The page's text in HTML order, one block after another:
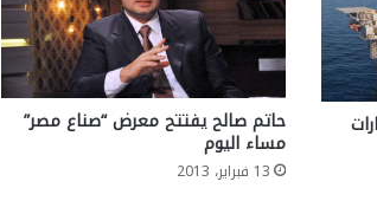
حاتم صالح يفتتح معرض “صناع مصر”
مساء اليوم
13 فبراير، 2013